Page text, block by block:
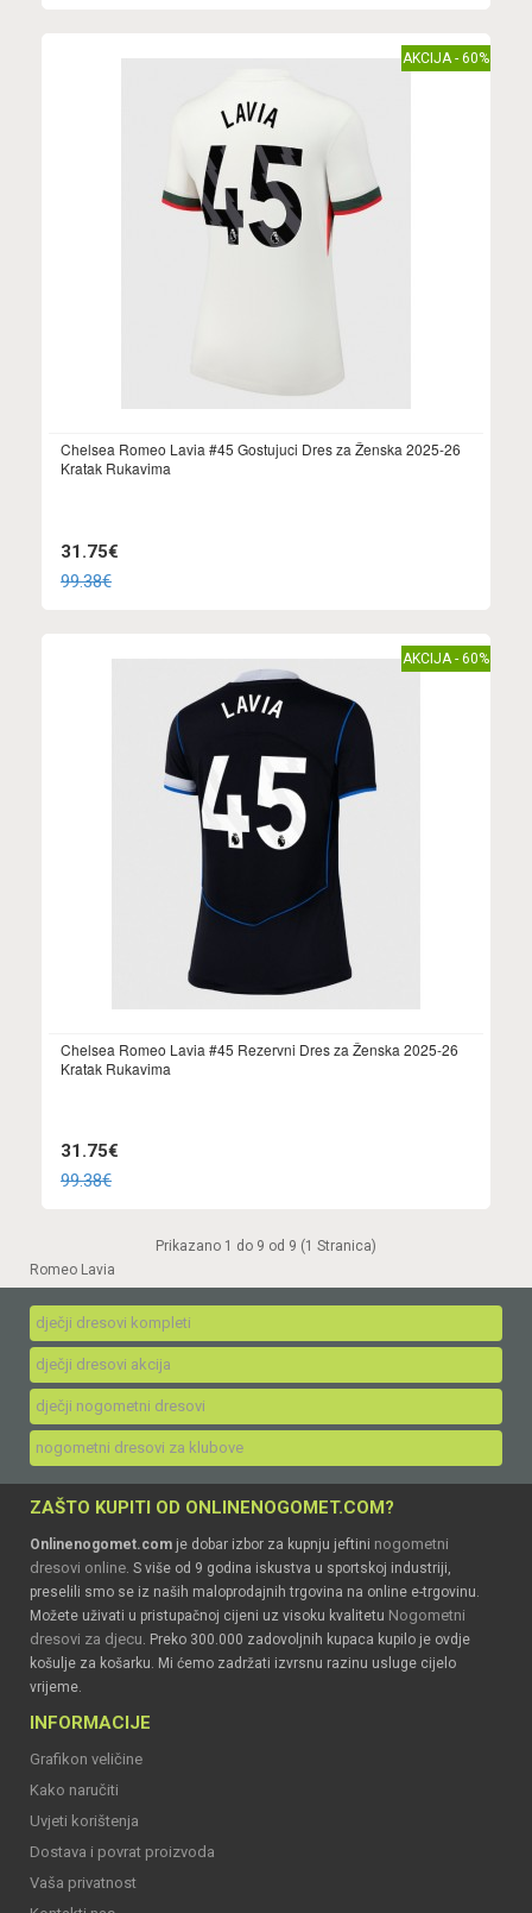
AKCIJA - 60%
Chelsea Romeo Lavia #45 Gostujuci Dres za Ženska 2025-26
Kratak Rukavima
31.75€
99.38€
AKCIJA - 60%
Chelsea Romeo Lavia #45 Rezervni Dres za Ženska 2025-26
Kratak Rukavima
31.75€
99.38€
Prikazano 1 do 9 od 9 (1 Stranica)
Romeo Lavia
dječji dresovi kompleti
dječji dresovi akcija
dječji nogometni dresovi
nogometni dresovi za klubove
ZAŠTO KUPITI OD ONLINENOGOMET.COM?
Onlinenogomet.com je dobar izbor za kupnju jeftini nogometni
dresovi online . S više od 9 godina iskustva u sportskoj industriji,
preselili smo se iz naših maloprodajnih trgovina na online e-trgovinu.
Možete uživati u pristupačnoj cijeni uz visoku kvalitetu Nogometni
dresovi za djecu . Preko 300.000 zadovoljnih kupaca kupilo je ovdje
košulje za košarku. Mi ćemo zadržati izvrsnu razinu usluge cijelo
vrijeme.
INFORMACIJE
Grafikon veličine
Kako naručiti
Uvjeti korištenja
Dostava i povrat proizvoda
Vaša privatnost